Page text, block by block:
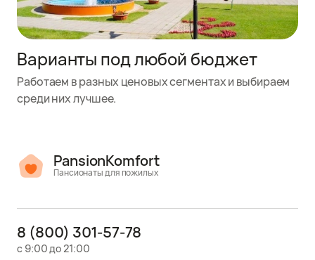
Варианты под любой бюджет
Работаем в разных ценовых сегментах и выбираем
среди них лучшее.
PansionKomfort
Пансионаты для пожилых
8 (800) 301-57-78
с 9:00 до 21:00